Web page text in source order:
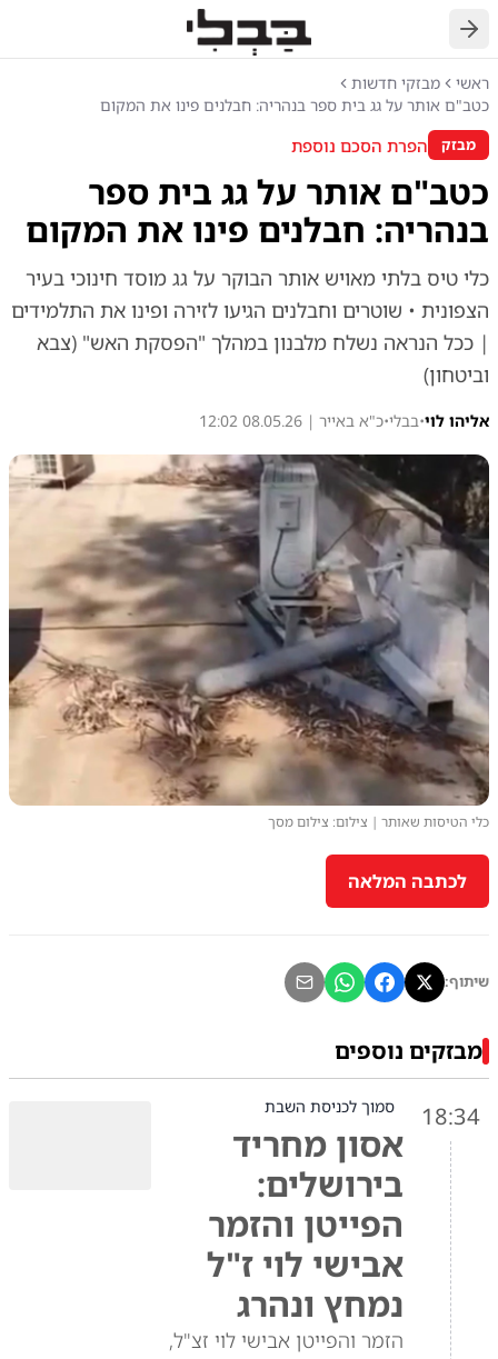
חזרה
ראשי
מבזקי חדשות
כטב"ם אותר על גג בית ספר בנהריה: חבלנים פינו את המקום
מבזק הפרת הסכם נוספת
כטב"ם אותר על גג בית ספר
בנהריה: חבלנים פינו את המקום
כלי טיס בלתי מאויש אותר הבוקר על גג מוסד חינוכי בעיר
הצפונית • שוטרים וחבלנים הגיעו לזירה ופינו את התלמידים
| ככל הנראה נשלח מלבנון במהלך "הפסקת האש" (צבא
וביטחון)
אליהו לוי•בבלי•כ"א באייר | 08.05.26 12:02
כלי הטיסות שאותר | צילום: צילום מסך
לכתבה המלאה
שיתוף:
מבזקים נוספים
18:34 סמוך לכניסת השבת
אסון מחריד
בירושלים:
הפייטן והזמר
אבישי לוי ז"ל
נמחץ ונהרג
הזמר והפייטן אבישי לוי זצ"ל,